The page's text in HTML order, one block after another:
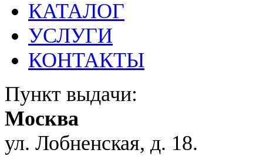
КАТАЛОГ
УСЛУГИ
КОНТАКТЫ
Пункт выдачи:
Москва
ул. Лобненская, д. 18.